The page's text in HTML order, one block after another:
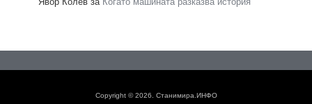
Copyright © 2026. Станимира.ИНФО